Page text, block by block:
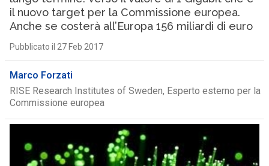
il nuovo target per la Commissione europea.
Anche se costerà all’Europa 156 miliardi di euro
Pubblicato il 27 Feb 2017
Marco Forzati
RISE Research Institutes of Sweden, Esperto esterno per la
Commissione europea